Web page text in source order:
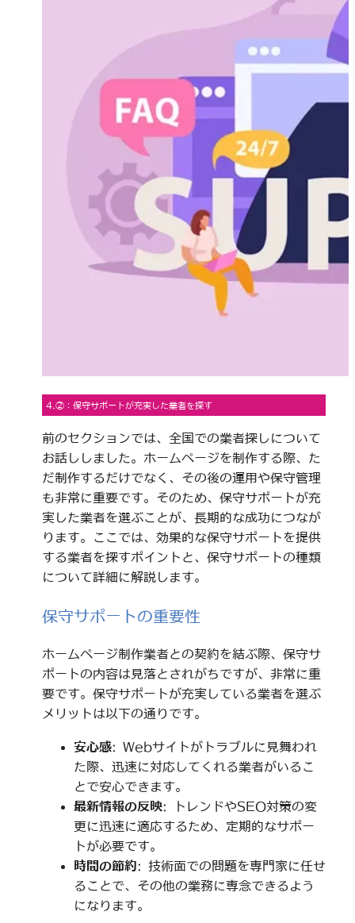
4.②：保守サポートが充実した業者を探す
前のセクションでは、全国での業者探しについて
お話ししました。ホームページを制作する際、た
だ制作するだけでなく、その後の運用や保守管理
も非常に重要です。そのため、保守サポートが充
実した業者を選ぶことが、長期的な成功につなが
ります。ここでは、効果的な保守サポートを提供
する業者を探すポイントと、保守サポートの種類
について詳細に解説します。
保守サポートの重要性
ホームページ制作業者との契約を結ぶ際、保守サ
ポートの内容は見落とされがちですが、非常に重
要です。保守サポートが充実している業者を選ぶ
メリットは以下の通りです。
安心感: Webサイトがトラブルに見舞われ
た際、迅速に対応してくれる業者がいるこ
とで安心できます。
最新情報の反映: トレンドやSEO対策の変
更に迅速に適応するため、定期的なサポー
トが必要です。
時間の節約: 技術面での問題を専門家に任せ
ることで、その他の業務に専念できるよう
になります。